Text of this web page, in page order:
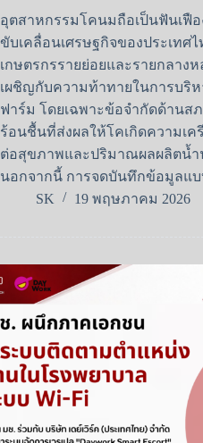
อุตสาหกรรมโคนมถือเป็นฟันเฟื
ขับเคลื่อนเศรษฐกิจของประเทศ
เกษตรกรรายย่อยและรายกลาง
เผชิญกับความท้าทายในการบริห
ฟาร์ม โดยเฉพาะข้อจำกัดด้านส
ร้อนชื้นที่ส่งผลให้โคเกิดความเค
ต่อสุขภาพและปริมาณผลผลิตน้ำ
นอกจากนี้ การจดบันทึกข้อมูลแ
SK
19 พฤษภาคม 2026